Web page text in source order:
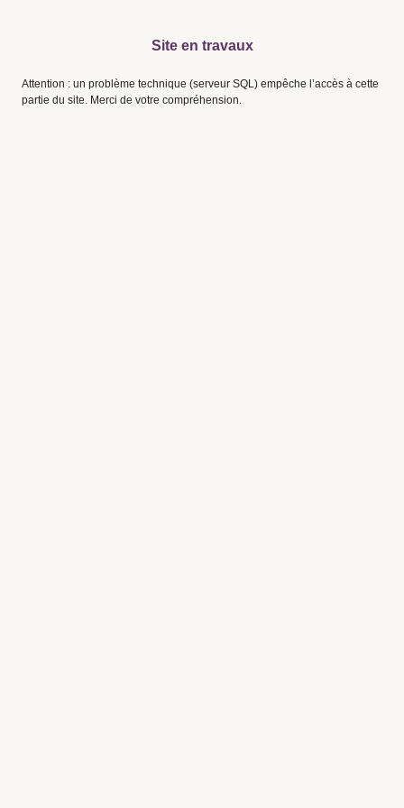
Site en travaux
Attention : un problème technique (serveur SQL) empêche l’accès à cette
partie du site. Merci de votre compréhension.